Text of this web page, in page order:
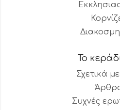
Το
Σχετικά
Συχνές